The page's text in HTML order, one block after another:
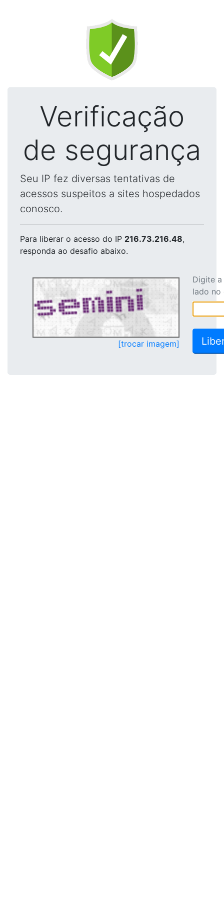
Verificação
de segurança
Seu IP fez diversas tentativas de
acessos suspeitos a sites hospedados
conosco.
Para liberar o acesso do IP 216.73.216.48,
responda ao desafio abaixo.
[trocar imagem]
Digite
lado no